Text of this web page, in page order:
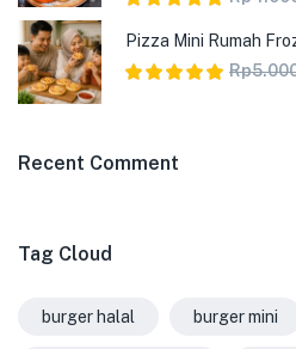
dari 5
Pizza Mini Rumah
Rp
Recent Comment
Tag Cloud
burger halal burger mini